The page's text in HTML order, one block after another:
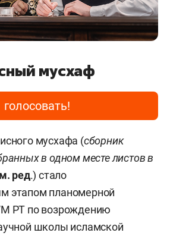
мусхаф
голосовать!
мусхафа (сборник
в одном месте листов в
ред.) стало
этапом планомерной
РТ по возрождению
школы исламской